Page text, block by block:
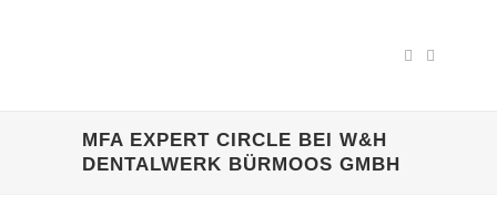
MFA EXPERT CIRCLE BEI W&H
DENTALWERK BÜRMOOS GMBH